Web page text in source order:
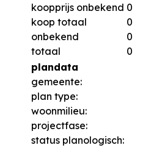
koopprijs onbekend 0
koop totaal
0
onbekend
0
totaal
0
plandata
gemeente:
plan type:
woonmilieu:
projectfase:
status planologisch: